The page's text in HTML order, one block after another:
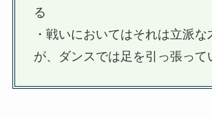
る
・戦いにおいてはそれは立派な
が、ダンスでは足を引っ張って